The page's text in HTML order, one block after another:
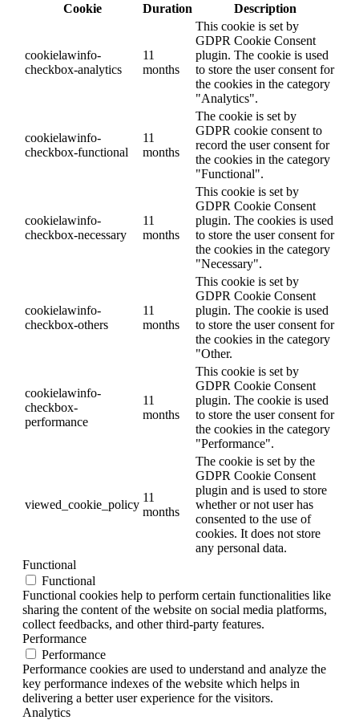
Cookie
Duration Description
cookielawinfo-
checkbox-analytics
11
months
This cookie is set by
GDPR Cookie Consent
plugin. The cookie is used
to store the user consent for
the cookies in the category
"Analytics".
cookielawinfo-
checkbox-functional
11
months
The cookie is set by
GDPR cookie consent to
record the user consent for
the cookies in the category
"Functional".
cookielawinfo-
checkbox-necessary
11
months
This cookie is set by
GDPR Cookie Consent
plugin. The cookies is used
to store the user consent for
the cookies in the category
"Necessary".
cookielawinfo-
checkbox-others
11
months
This cookie is set by
GDPR Cookie Consent
plugin. The cookie is used
to store the user consent for
the cookies in the category
"Other.
cookielawinfo-
checkbox-
performance
11
months
This cookie is set by
GDPR Cookie Consent
plugin. The cookie is used
to store the user consent for
the cookies in the category
"Performance".
viewed_cookie_policy
11
months
The cookie is set by the
GDPR Cookie Consent
plugin and is used to store
whether or not user has
consented to the use of
cookies. It does not store
any personal data.
Functional
Functional
Functional cookies help to perform certain functionalities like
sharing the content of the website on social media platforms,
collect feedbacks, and other third-party features.
Performance
Performance
Performance cookies are used to understand and analyze the
key performance indexes of the website which helps in
delivering a better user experience for the visitors.
Analytics